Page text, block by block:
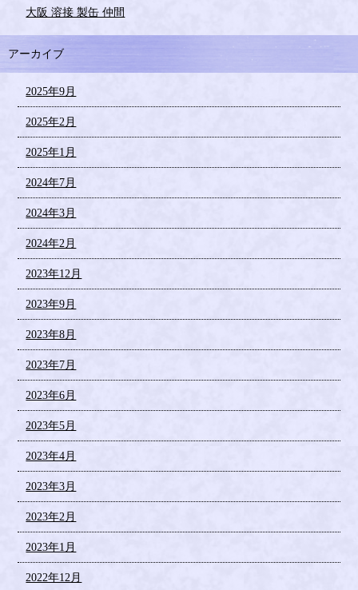
大阪 溶接 製缶 仲間
アーカイブ
2025年9月
2025年2月
2025年1月
2024年7月
2024年3月
2024年2月
2023年12月
2023年9月
2023年8月
2023年7月
2023年6月
2023年5月
2023年4月
2023年3月
2023年2月
2023年1月
2022年12月